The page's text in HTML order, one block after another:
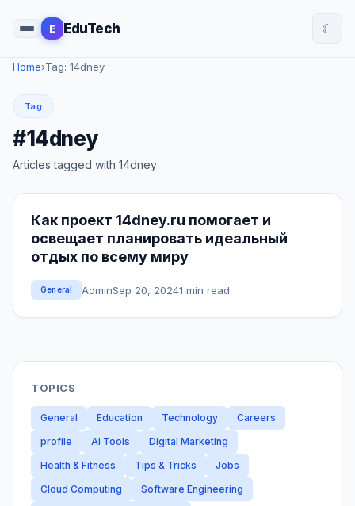
E EduTech ☾
Home›Tag: 14dney
Tag
#14dney
Articles tagged with 14dney
Как проект 14dney.ru помогает и
освещает планировать идеальный
отдых по всему миру
General AdminSep 20, 20241 min read
TOPICS
General Education Technology
Careers
profile
AI Tools
Digital Marketing
Health & Fitness
Tips & Tricks
Jobs
Cloud Computing
Software Engineering